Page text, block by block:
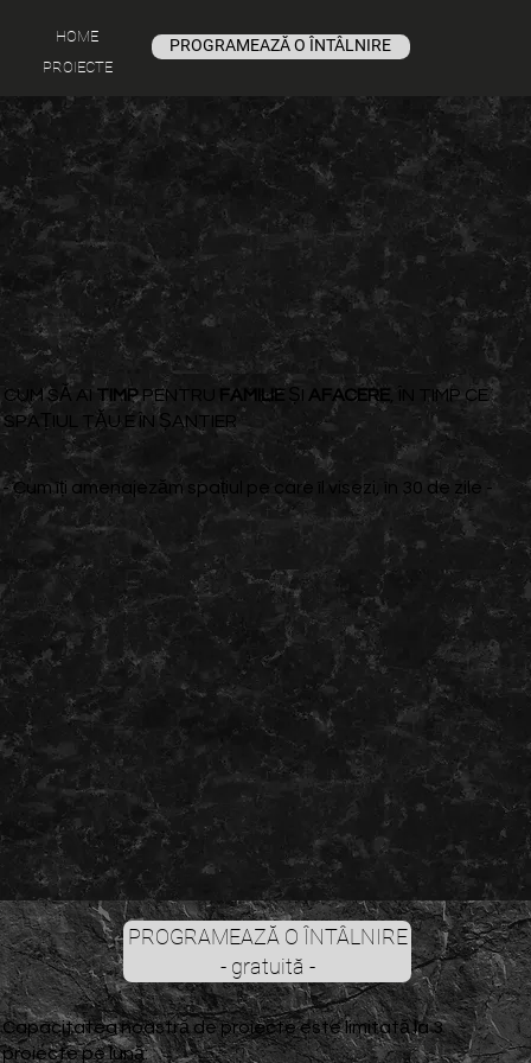
HOME
PROIECTE
PROGRAMEAZĂ O ÎNTÂLNIRE
- Cum îți amenajezăm spațiul pe care îl visezi, în 30 de zile -
CUM SĂ AI TIMPPENTRU FAMILIEȘI AFACERE , ÎN TIMP CE
SPAȚIUL TĂU E ÎN ȘANTIER
PROGRAMEAZĂ O ÎNTÂLNIRE
- gratuită -
Capacitatea noastră de proiecte este limitată la 3
proiecte pe lună: